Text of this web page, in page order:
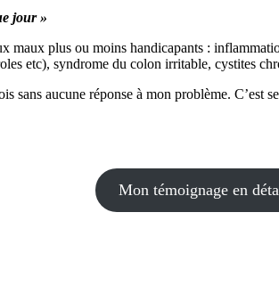
jour »
maux plus ou moins handicapants :
etc), syndrome du colon irritable, cystites
sans aucune réponse à mon problème. C’est
Mon témoignage en